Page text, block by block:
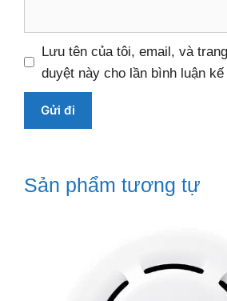
Lưu tên của tôi, email, và
duyệt này cho lần bình luận
Sản phẩm tương tự